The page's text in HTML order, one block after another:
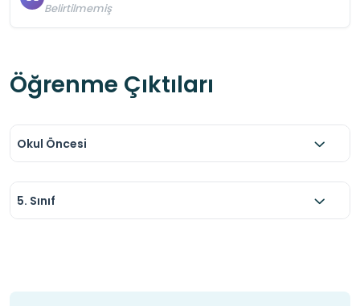
Belirtilmemiş
Öğrenme Çıktıları
Okul Öncesi
5. Sınıf